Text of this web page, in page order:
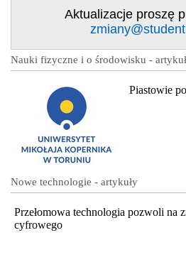
Aktualizacje proszę
Nauki fizyczne i o środowisku -
Piastowie
Nowe technologie - artykuły
Przełomowa technologia pozwoli na
cyfrowego